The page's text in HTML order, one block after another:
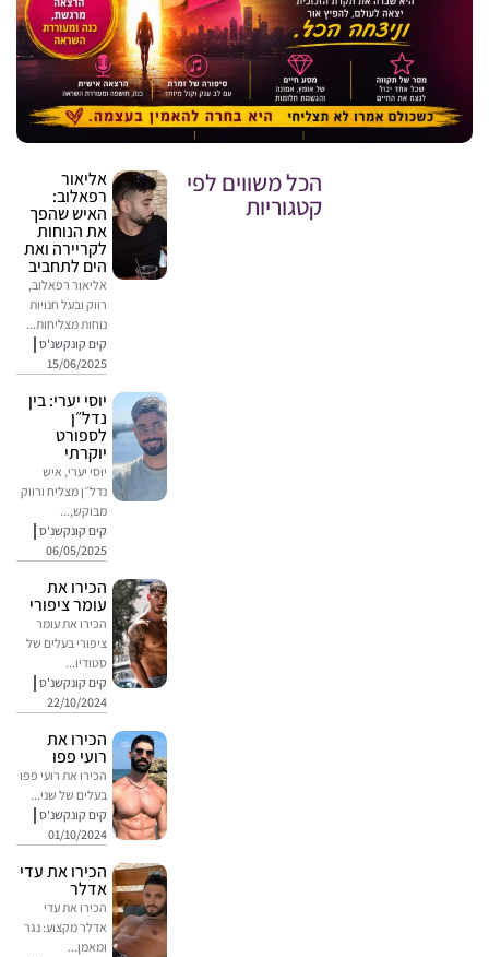
הכל משווים לפי
קטגוריות
אליאור
רפאלוב:
האיש שהפך
את הנוחות
לקריירה ואת
הים לתחביב
אליאור רפאלוב,
רווק ובעל חנויות
נוחות מצליחות...
קים קונקשנ'ס
15/06/2025
יוסי יערי: בין
נדל״ן
לספורט
יוקרתי
יוסי יערי, איש
נדל״ן מצליח ורווק
מבוקש,...
קים קונקשנ'ס
06/05/2025
הכירו את
עומר ציפורי
הכירו את עומר
ציפורי בעלים של
סטודיו...
קים קונקשנ'ס
22/10/2024
הכירו את
רועי פפו
הכירו את רועי פפו
בעלים של שני...
קים קונקשנ'ס
01/10/2024
הכירו את עדי
אדלר
הכירו את עדי
אדלר מקצוע: נגר
ומאמן...